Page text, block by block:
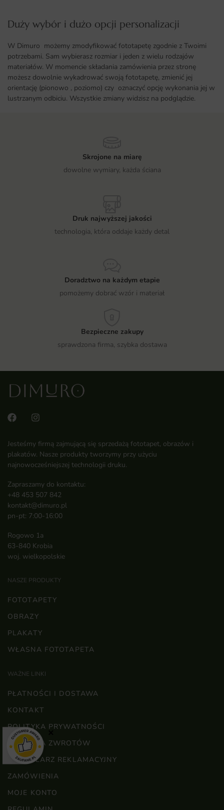
Duży wybór i dużo opcji personalizacji ​
W Dimuro możemy zmodyfikować fototapetę zgodnie z Twoimi
potrzebami. Sam wybierasz rozmiar i jeden z wielu rodzajów
materiałów. W momencie składania zamówienia przez stronę
możesz dowolnie wykadrować swoją fototapetę, zmienić jej
orientację (pionowo , poziomo) czy oznaczyć opcję wykonania jej w
lustrzanym odbiciu. Wszystkie zmiany widzisz na podglądzie.
Skrojone na miarę
dowolne wymiary, każda ściana
Druk najwyższej jakości
technologia, która oddaje każdy detal
Doradztwo na każdym etapie
pomożemy dobrać wzór i materiał
Bezpieczne zakupy
sprawdzona firma, szybka dostawa
Jesteśmy firmą zajmującą się sprzedażą fototapet, obrazów i
plakatów. Nasze produkty tworzymy przy użyciu
najnowocześniejszej technologii druku.
Zapraszamy do kontaktu:
+48 453 507 842
kontakt@dimuro.pl
pn-pt: 7:00-16:00
Rogowo 1a
63-840 Krobia
woj. wielkopolskie
NASZE PRODUKTY
FOTOTAPETY
OBRAZY
PLAKATY
WŁASNA FOTOTAPETA
WAŻNE LINKI
PŁATNOŚCI I DOSTAWA
KONTAKT
POLITYKA PRYWATNOŚCI
POLITYKA ZWROTÓW
FORMULARZ REKLAMACYJNY
ZAMÓWIENIA
MOJE KONTO